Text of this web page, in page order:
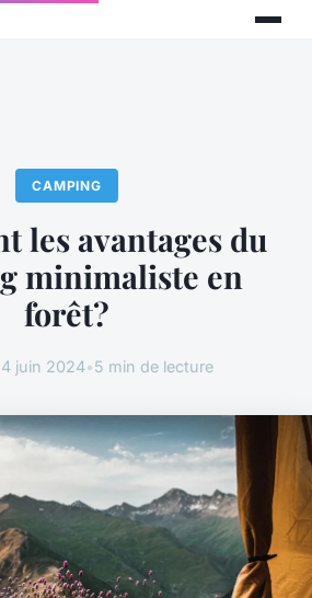
CAMPING
les avantages du
minimaliste en
forêt?
juin 2024•5 min de lecture